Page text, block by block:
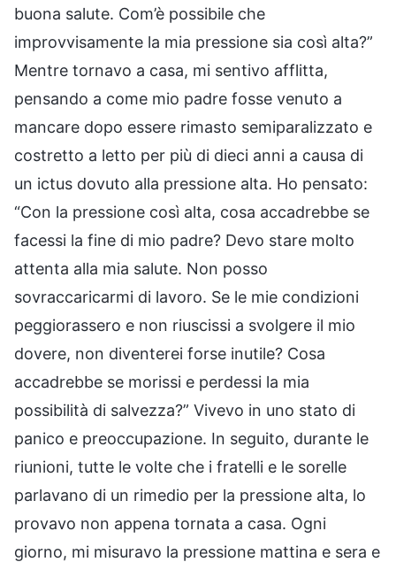
buona salute. Com’è possibile che
improvvisamente la mia pressione sia così alta?”
Mentre tornavo a casa, mi sentivo afflitta,
pensando a come mio padre fosse venuto a
mancare dopo essere rimasto semiparalizzato e
costretto a letto per più di dieci anni a causa di
un ictus dovuto alla pressione alta. Ho pensato:
“Con la pressione così alta, cosa accadrebbe se
facessi la fine di mio padre? Devo stare molto
attenta alla mia salute. Non posso
sovraccaricarmi di lavoro. Se le mie condizioni
peggiorassero e non riuscissi a svolgere il mio
dovere, non diventerei forse inutile? Cosa
accadrebbe se morissi e perdessi la mia
possibilità di salvezza?” Vivevo in uno stato di
panico e preoccupazione. In seguito, durante le
riunioni, tutte le volte che i fratelli e le sorelle
parlavano di un rimedio per la pressione alta, lo
provavo non appena tornata a casa. Ogni
giorno, mi misuravo la pressione mattina e sera e